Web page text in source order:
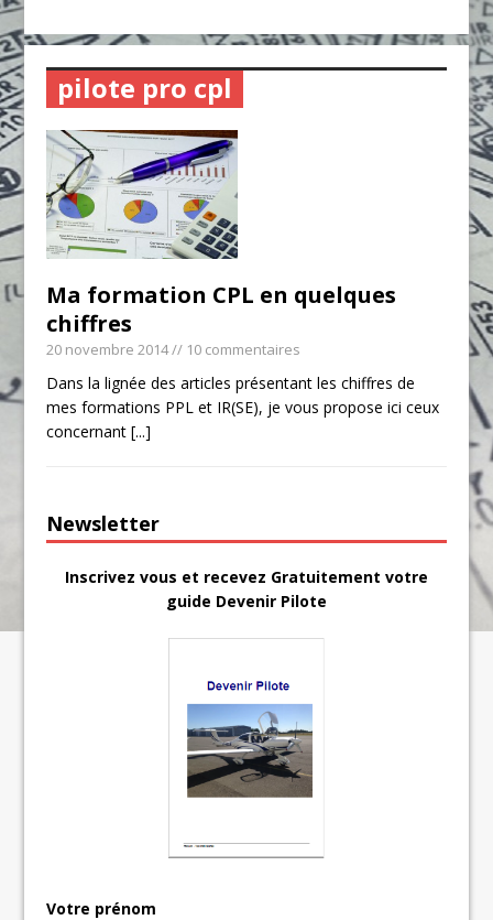
pilote pro cpl
Ma formation CPL en quelques
chiffres
20 novembre 2014// 10 commentaires
Dans la lignée des articles présentant les chiffres de
mes formations PPL et IR(SE), je vous propose ici ceux
concernant[...]
Newsletter
Inscrivez vous et recevez Gratuitement votre
guide Devenir Pilote
Votre prénom